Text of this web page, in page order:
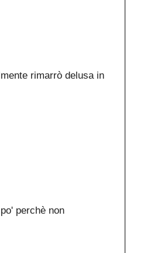
rimarrò delusa in
perchè non